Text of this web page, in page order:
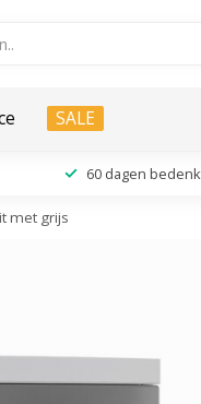
SALE
60 dagen
met grijs